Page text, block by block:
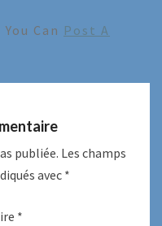
Can Post A
publiée. Les champs
avec *
*